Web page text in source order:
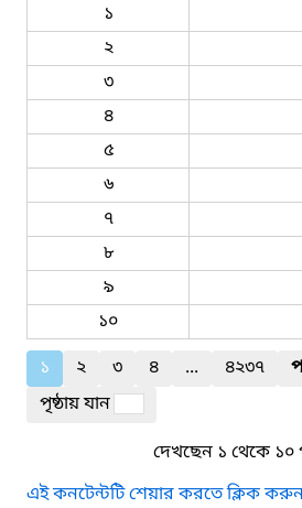
১
২
৩
৪
৫
৬
৭
৮
৯
১০
১
২ ৩ ৪ ... ৪২৩৭
পৃষ্ঠায় যান
দেখছেন ১ থেকে ১০
এই কনটেন্টটি শেয়ার করতে ক্লিক